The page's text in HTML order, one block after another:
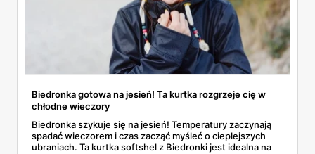
Biedronka gotowa na jesień! Ta kurtka rozgrzeje cię w
chłodne wieczory
Biedronka szykuje się na jesień! Temperatury zaczynają
spadać wieczorem i czas zacząć myśleć o cieplejszych
ubraniach. Ta kurtka softshel z Biedronki jest idealna na